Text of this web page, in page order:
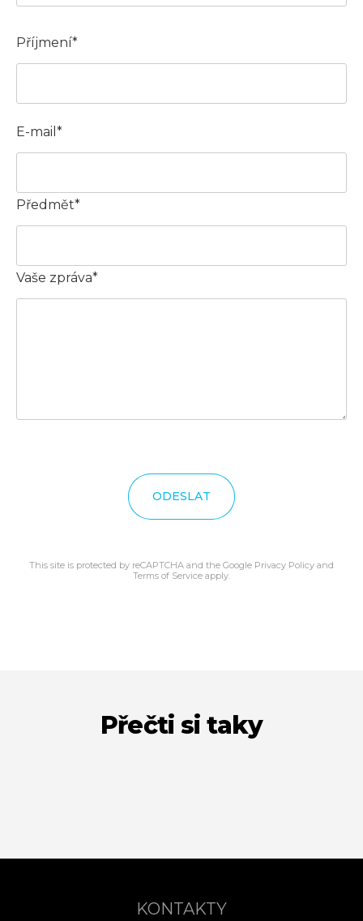
Příjmení*
E-mail*
Předmět*
Vaše zpráva*
ODESLAT
This site is protected by reCAPTCHA and the Google Privacy Policy and
Terms of Service apply.
Přečti si taky
KONTAKTY